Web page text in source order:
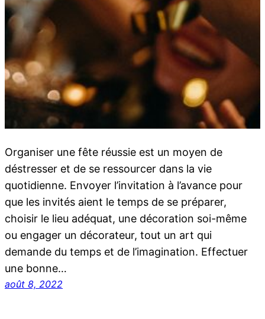
Organiser une fête réussie est un moyen de
déstresser et de se ressourcer dans la vie
quotidienne. Envoyer l’invitation à l’avance pour
que les invités aient le temps de se préparer,
choisir le lieu adéquat, une décoration soi-même
ou engager un décorateur, tout un art qui
demande du temps et de l’imagination. Effectuer
une bonne…
août 8, 2022